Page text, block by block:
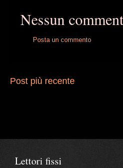
Nessun
Posta un commento
Post più recente
Lettori fissi